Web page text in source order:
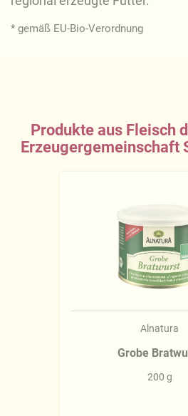
* gemäß EU-Bio-Verordnung
Produkte aus Fleisch
Erzeugergemeinschaft
Alnatura
Grobe
200 g